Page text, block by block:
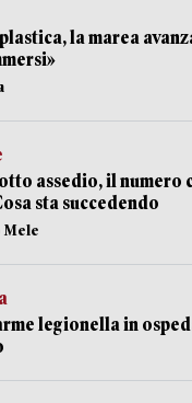
la marea
assedio, il numero
sta succedendo
Mele
legionella in